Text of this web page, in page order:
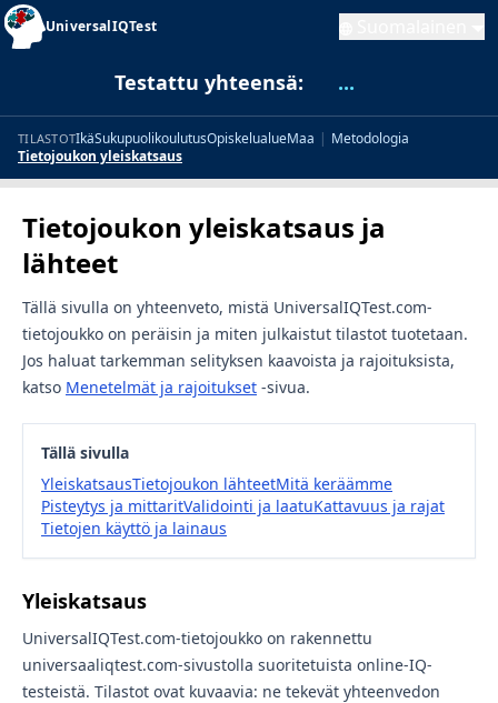
UniversalIQTest
Testattu yhteensä: ...
TILASTOTIkäSukupuolikoulutusOpiskelualueMaa | Metodologia
Tietojoukon yleiskatsaus
Tietojoukon yleiskatsaus ja
lähteet
Tällä sivulla on yhteenveto, mistä UniversalIQTest.com-
tietojoukko on peräisin ja miten julkaistut tilastot tuotetaan.
Jos haluat tarkemman selityksen kaavoista ja rajoituksista,
katso Menetelmät ja rajoitukset -sivua.
Tällä sivulla
YleiskatsausTietojoukon lähteetMitä keräämme
Pisteytys ja mittaritValidointi ja laatuKattavuus ja rajat
Tietojen käyttö ja lainaus
Yleiskatsaus
UniversalIQTest.com-tietojoukko on rakennettu
universaaliqtest.com-sivustolla suoritetuista online-IQ-
testeistä. Tilastot ovat kuvaavia: ne tekevät yhteenvedon